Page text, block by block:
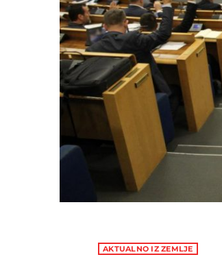
AKTUALNO IZ ZEMLJE